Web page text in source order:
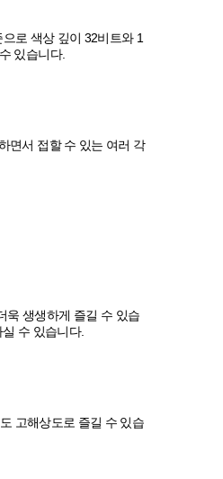
로 색상 깊이 32비트와 1
있습니다.
면서 접할 수 있는 여러 각
욱 생생하게 즐길 수 있습
수 있습니다.
고해상도로 즐길 수 있습